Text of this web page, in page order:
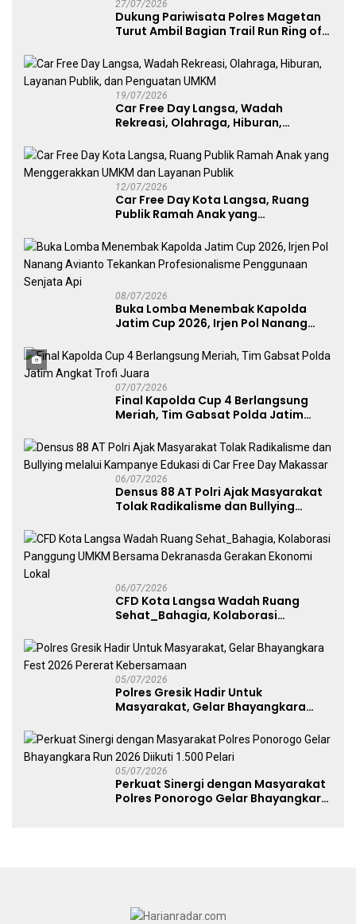
27/07/2026
Dukung Pariwisata Polres Magetan
Turut Ambil Bagian Trail Run Ring of
19/07/2026
Car Free Day Langsa, Wadah
Rekreasi, Olahraga, Hiburan,
UMKM
12/07/2026
Car Free Day Kota Langsa, Ruang
Publik Ramah Anak yang
Publik
08/07/2026
Buka Lomba Menembak Kapolda
Jatim Cup 2026, Irjen Pol Nanang
Penggunaan Senjata Api
07/07/2026
Final Kapolda Cup 4 Berlangsung
Meriah, Tim Gabsat Polda Jatim
06/07/2026
Densus 88 AT Polri Ajak Masyarakat
Tolak Radikalisme dan Bullying
Free Day Makassar
06/07/2026
CFD Kota Langsa Wadah Ruang
Sehat_Bahagia, Kolaborasi
Dekranasda Gerakan Ekonomi Lokal
05/07/2026
Polres Gresik Hadir Untuk
Masyarakat, Gelar Bhayangkara
05/07/2026
Perkuat Sinergi dengan Masyarakat
Polres Ponorogo Gelar Bhayangkara